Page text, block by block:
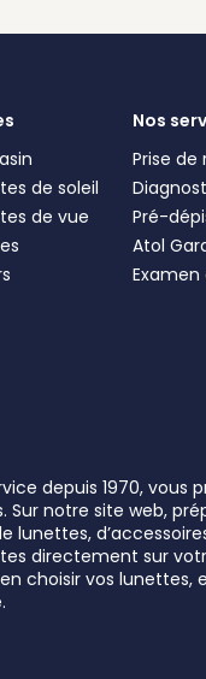
de soleil
de vue
Nos
Prise
Pré-
Atol
Examen
depuis 1970,
notre site web,
directement sur
choisir vos